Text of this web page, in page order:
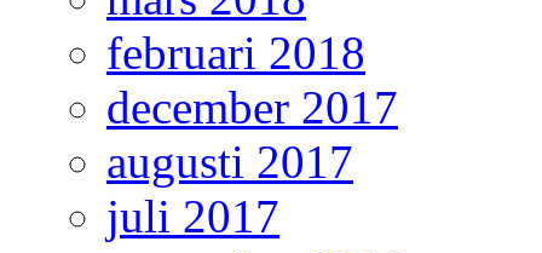
februari 2018
december 2017
augusti 2017
juli 2017